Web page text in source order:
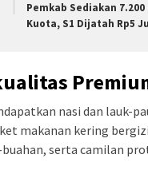
Pemkab Sediakan 7.200
Kuota, S1 Dijatah Rp5
nasi dan lauk-
makanan kering
serta camilan